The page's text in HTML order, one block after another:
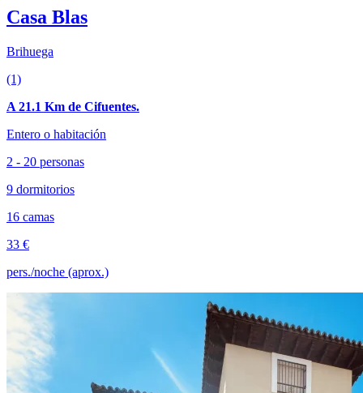
Casa Blas
Brihuega
(1)
A 21.1 Km de Cifuentes.
Entero o habitación
2 - 20 personas
9 dormitorios
16 camas
33 €
pers./noche (aprox.)